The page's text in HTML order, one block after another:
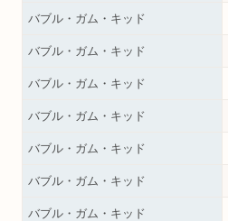
バブル・ガム・キッド
バブル・ガム・キッド
バブル・ガム・キッド
バブル・ガム・キッド
バブル・ガム・キッド
バブル・ガム・キッド
バブル・ガム・キッド